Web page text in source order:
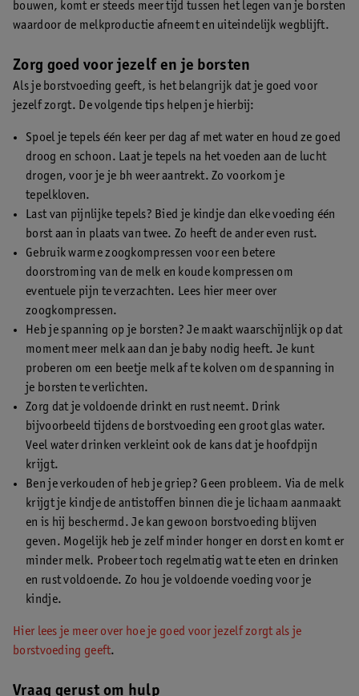
bouwen, komt er steeds meer tijd tussen het legen van je borsten
waardoor de melkproductie afneemt en uiteindelijk wegblijft.
Zorg goed voor jezelf en je borsten
Als je borstvoeding geeft, is het belangrijk dat je goed voor
jezelf zorgt. De volgende tips helpen je hierbij:
Spoel je tepels één keer per dag af met water en houd ze goed
droog en schoon. Laat je tepels na het voeden aan de lucht
drogen, voor je je bh weer aantrekt. Zo voorkom je
tepelkloven.
Last van pijnlijke tepels? Bied je kindje dan elke voeding één
borst aan in plaats van twee. Zo heeft de ander even rust.
Gebruik warme zoogkompressen voor een betere
doorstroming van de melk en koude kompressen om
eventuele pijn te verzachten. Lees hier meer over
zoogkompressen.
Heb je spanning op je borsten? Je maakt waarschijnlijk op dat
moment meer melk aan dan je baby nodig heeft. Je kunt
proberen om een beetje melk af te kolven om de spanning in
je borsten te verlichten.
Zorg dat je voldoende drinkt en rust neemt. Drink
bijvoorbeeld tijdens de borstvoeding een groot glas water.
Veel water drinken verkleint ook de kans dat je hoofdpijn
krijgt.
Ben je verkouden of heb je griep? Geen probleem. Via de melk
krijgt je kindje de antistoffen binnen die je lichaam aanmaakt
en is hij beschermd. Je kan gewoon borstvoeding blijven
geven. Mogelijk heb je zelf minder honger en dorst en komt er
minder melk. Probeer toch regelmatig wat te eten en drinken
en rust voldoende. Zo hou je voldoende voeding voor je
kindje.
Hier lees je meer over hoe je goed voor jezelf zorgt als je
borstvoeding geeft.
Vraag gerust om hulp